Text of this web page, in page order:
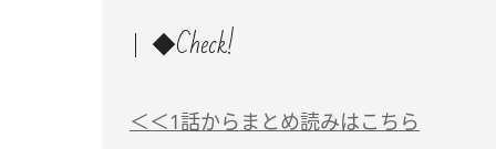
◆Check!
＜＜1話からまとめ読みはこちら